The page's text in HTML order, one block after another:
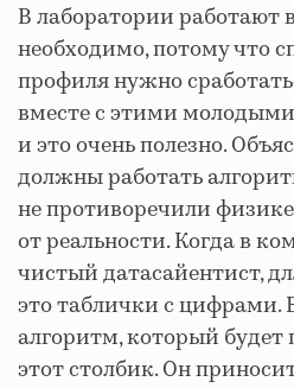
В лаборатории работают
необходимо, потому что
профиля нужно
вместе с этими
и это очень полезно.
должны работать
не противоречили
от реальности. Когда в
чистый датасайентист,
это таблички с цифрами.
алгоритм, который будет
этот столбик. Он